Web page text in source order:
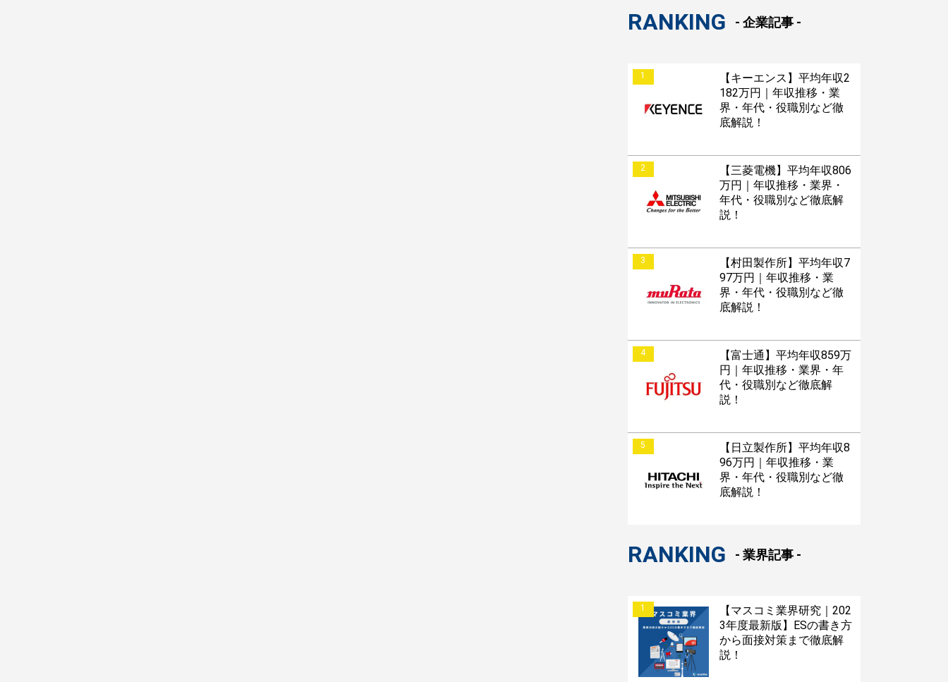
RANKING - 企業記事 -
1
【キーエンス】平均年収2
182万円｜年収推移・業
界・年代・役職別など徹
底解説！
2
【三菱電機】平均年収806
万円｜年収推移・業界・
年代・役職別など徹底解
説！
3
【村田製作所】平均年収7
97万円｜年収推移・業
界・年代・役職別など徹
底解説！
4
【富士通】平均年収859万
円｜年収推移・業界・年
代・役職別など徹底解
説！
5
【日立製作所】平均年収8
96万円｜年収推移・業
界・年代・役職別など徹
底解説！
RANKING - 業界記事 -
1
【マスコミ業界研究｜202
3年度最新版】ESの書き方
から面接対策まで徹底解
説！